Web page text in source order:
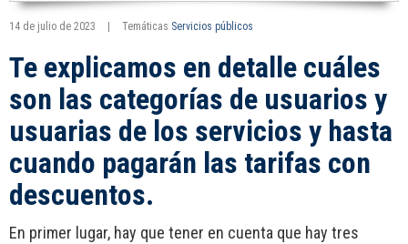
14 de julio de 2023 Temáticas Servicios públicos
Te explicamos en detalle cuáles
son las categorías de usuarios y
usuarias de los servicios y hasta
cuando pagarán las tarifas con
descuentos.
En primer lugar, hay que tener en cuenta que hay tres